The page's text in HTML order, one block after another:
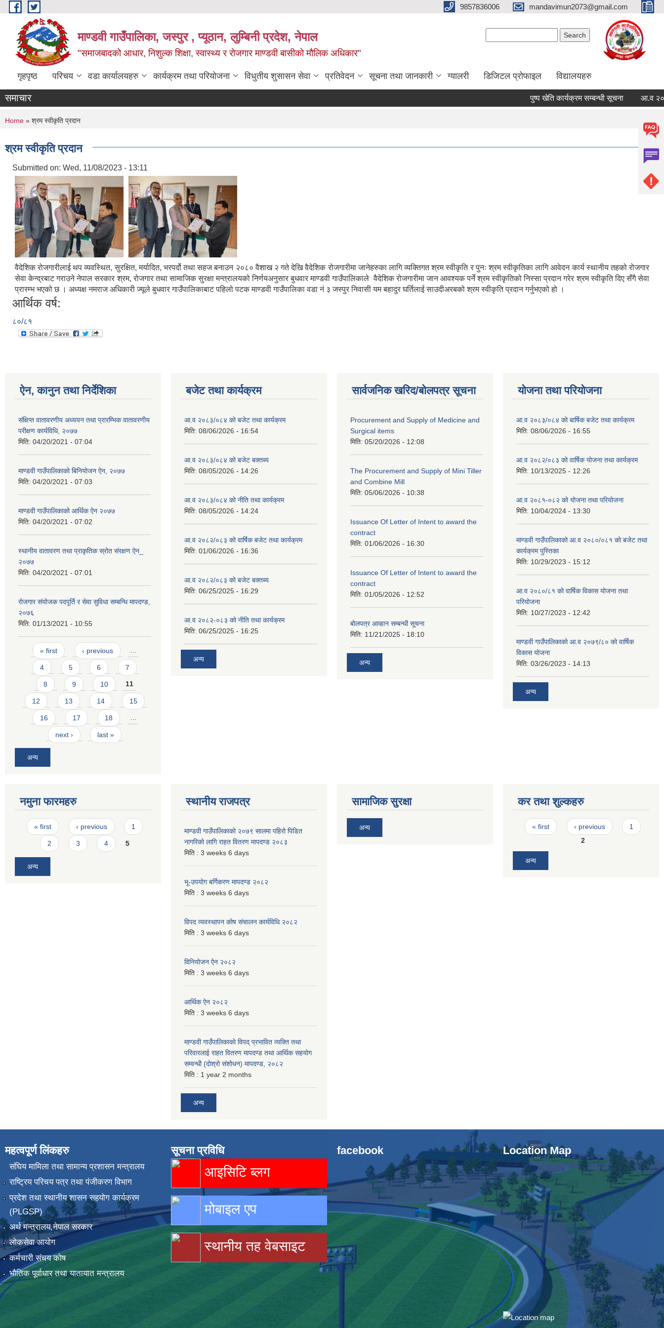
Skip to main content 9857836006 mandavimun2073@gmail.com
माण्डवी गाउँपालिका, जस्पुर , प्यूठान, लुम्बिनी प्रदेश, नेपाल
"समाजबादको आधार, निशुल्क शिक्षा, स्वास्थ्य र रोजगार माण्डवी बासीको मौलिक अधिकार"
गृहपृष्ठ परिचय वडा कार्यालयहरु कार्यक्रम तथा परियोजना विधुतीय शुसासन सेवा प्रतिवेदन सूचना तथा जानकारी ग्यालरी डिजिटल प्रोफाइल विद्यालयहरु
समाचार पुष्प खेति कार्यक्रम सम्बन्धी सूचना आ.व २०८३/
You are here
Home » श्रम स्वीकृति प्रदान
श्रम स्वीकृति प्रदान
Submitted on: Wed, 11/08/2023 - 13:11
वैदेशिक रोजगारीलाई थप व्यवस्थित, सुरक्षित, मर्यादित, भरपर्दो तथा सहज बनाउन २०८० वैशाख २ गते देखि वैदेशिक रोजगारीमा जानेहरुका लागि व्यक्तिगत श्रम स्वीकृति र पुनः श्रम स्वीकृतिका लागि आवेदन कार्य स्थानीय तहको रोजगार
सेवा केन्द्रबाट गराउने नेपाल सरकार श्रम, रोजगार तथा सामाजिक सुरक्षा मन्त्रालयको निर्णयअनुसार बुधवार माण्डवी गाउँपालिकाले वैदेशिक रोजगारीमा जान आवश्यक पर्ने श्रम स्वीकृतिको निस्सा प्रदान गरेर श्रम स्वीकृति दिए सँगै सेवा
प्रारम्भ भएको छ । अध्यक्ष नमराज अधिकारी ज्यूले बुधवार गाउँपालिकाबाट पहिलो पटक माण्डवी गाउँपालिका वडा नं ३ जस्पुर निवासी यम बहादुर घर्तिलाई साउदीअरबको श्रम स्वीकृति प्रदान गर्नुभएको हो ।
आर्थिक वर्ष:
८०/८१
ऐन, कानुन तथा निर्देशिका
संक्षिप्त वातावरणीय अध्ययन तथा प्रारम्भिक वातावरणीय
परीक्षण कार्यविधि, २०७७
मिति: 04/20/2021 - 07:04
माण्डवी गाउँपालिकाको बिनियोजन ऐन, २०७७
मिति: 04/20/2021 - 07:03
माण्डवी गाउँपालिकाको आर्थिक ऐन २०७७
मिति: 04/20/2021 - 07:02
स्थानीय वातावरण तथा प्राकृतिक स्रोत संरक्षण ऐन_
२०७७
मिति: 04/20/2021 - 07:01
रोजगार संयोजक पदपूर्ति र सेवा सुविधा सम्बन्धि मापदण्ड,
२०७६
मिति: 01/13/2021 - 10:55
Pages
« first ‹ previous …
4 5 6 7
8 9 10 11
12 13 14 15
16 17 18 …
next › last »
अन्य
बजेट तथा कार्यक्रम
आ.व २०८३/०८४ को बजेट तथा कार्यक्रम
मिति: 08/06/2026 - 16:54
आ.व २०८३/०८४ को बजेट बक्तब्य
मिति: 08/05/2026 - 14:26
आ.व २०८३/०८४ को नीति तथा कार्यक्रम
मिति: 08/05/2026 - 14:24
आ.व २०८२/०८३ को वार्षिक बजेट तथा कार्यक्रम
मिति: 01/06/2026 - 16:36
आ.व २०८२/०८३ को बजेट बक्तब्य
मिति: 06/25/2025 - 16:29
आ.व २०८२-०८३ को नीति तथा कार्यक्रम
मिति: 06/25/2025 - 16:25
अन्य
सार्वजनिक खरिद/बोलपत्र सूचना
Procurement and Supply of Medicine and
Surgical items
मिति: 05/20/2026 - 12:08
The Procurement and Supply of Mini Tiller
and Combine Mill
मिति: 05/06/2026 - 10:38
Issuance Of Letter of Intent to award the
contract
मिति: 01/06/2026 - 16:30
Issuance Of Letter of Intent to award the
contract
मिति: 01/05/2026 - 12:52
बोलपत्र आव्हान सम्बन्धी सूचना
मिति: 11/21/2025 - 18:10
अन्य
योजना तथा परियोजना
आ.व २०८३/०८४ को बार्षिक बजेट तथा कार्यक्रम
मिति: 08/06/2026 - 16:55
आ.व २०८२/०८३ को वार्षिक योजना तथा कार्यक्रम
मिति: 10/13/2025 - 12:26
आ.व २०८१-०८२ को योजना तथा परियोजना
मिति: 10/04/2024 - 13:30
माण्डवी गाउँपालिकाको आ.व २०८०/०८१ को बजेट तथा
कार्यक्रम पुस्तिका
मिति: 10/29/2023 - 15:12
आ.व २०८०/८१ को वार्षिक विकास योजना तथा
परियोजना
मिति: 10/27/2023 - 12:42
माण्डवी गाउँपालिकाको आ.व २०७९/८० को वार्षिक
विकास योजना
मिति: 03/26/2023 - 14:13
अन्य
नमुना फारमहरु
Pages
« first ‹ previous 1
2 3 4 5
अन्य
स्थानीय राजपत्र
माण्डवी गाउँपालिकाको २०७९ सालमा पहिरो पिडित
नागरिको लागि राहत वितरण मापदण्ड २०८३
मिति : 3 weeks 6 days
भू-उपयोग बर्गिकरण मापदण्ड २०८२
मिति : 3 weeks 6 days
विपद व्यवस्थापन कोष संचालन कार्यविधि २०८२
मिति : 3 weeks 6 days
विनियोजन ऐन २०८२
मिति : 3 weeks 6 days
आर्थिक ऐन २०८२
मिति : 3 weeks 6 days
माण्डवी गाउँपालिकाको विपद् प्रभावित व्यक्ति तथा
परिवारलाई राहत वितरण मापदण्ड तथा आर्थिक सहयोग
सम्वन्धी (दोश्रो संशोधन) मापदण्ड, २०८२
मिति : 1 year 2 months
अन्य
सामाजिक सुरक्षा
अन्य
कर तथा शुल्कहरु
Pages
« first ‹ previous
1
2
अन्य
महत्वपूर्ण लिंकहरु
संघिय मामिला तथा सामान्य प्रशासन मन्त्रालय
राष्ट्रिय परिचय पत्र तथा पंजीकरण विभाग
प्रदेश तथा स्थानीय शासन सहयोग कार्यक्रम
(PLGSP)
अर्थ मन्त्रालय,नेपाल सरकार
लोकसेवा आयोग
कर्मचारी संचय कोष
भौतिक पूर्वाधार तथा यातायात मन्त्रालय
सूचना प्रविधि
आइसिटि ब्लग
मोबाइल एप
स्थानीय तह वेबसाइट
facebook Location Map